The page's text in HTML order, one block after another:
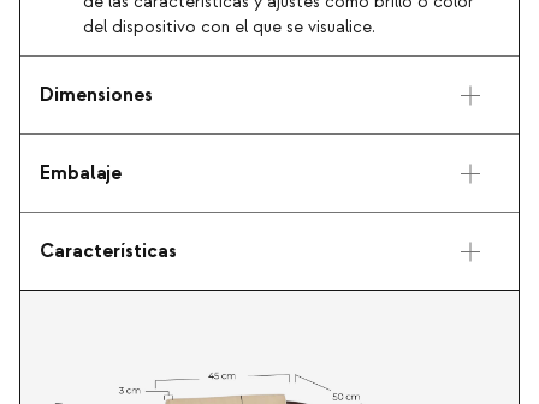
del dispositivo con el que se visualice.
Dimensiones
Embalaje
Características